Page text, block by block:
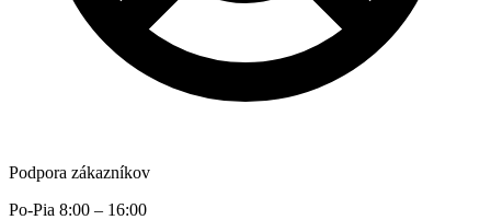
Podpora zákazníkov
Po-Pia 8:00 – 16:00